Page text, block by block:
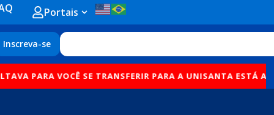
Portais Open Portais
Inscreva-se
Search
VOCÊ SE TRANSFERIR PARA A UNISANTA ESTÁ AQUI!O